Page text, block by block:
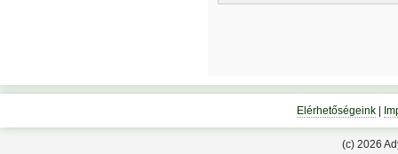
Elérhetőségeink|
(c) 2026